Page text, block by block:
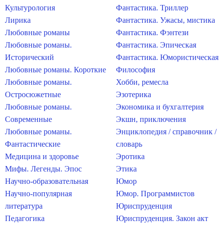
Культурология
Лирика
Любовные романы
Любовные романы.
Исторический
Любовные романы. Короткие
Любовные романы.
Остросюжетные
Любовные романы.
Современные
Любовные романы.
Фантастические
Медицина и здоровье
Мифы. Легенды. Эпос
Научно-образовательная
Научно-популярная
литература
Педагогика
Фантастика. Триллер
Фантастика. Ужасы, мистика
Фантастика. Фэнтези
Фантастика. Эпическая
Фантастика. Юмористическая
Философия
Хобби, ремесла
Эзотерика
Экономика и бухгалтерия
Экшн, приключения
Энциклопедия / справочник /
словарь
Эротика
Этика
Юмор
Юмор. Программистов
Юриспруденция
Юриспруденция. Закон акт